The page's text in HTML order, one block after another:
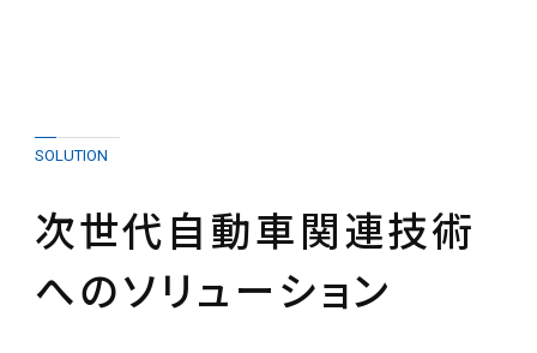
SOLUTION
次世代自動車関連技術
へのソリューション